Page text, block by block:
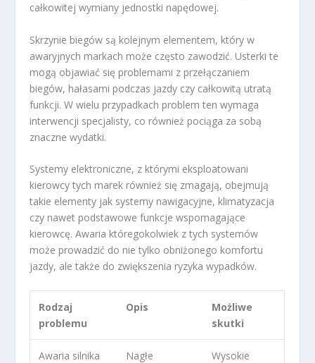
całkowitej wymiany jednostki napędowej.
Skrzynie biegów są kolejnym elementem, który w
awaryjnych markach może często zawodzić. Usterki te
mogą objawiać się problemami z przełączaniem
biegów, hałasami podczas jazdy czy całkowitą utratą
funkcji. W wielu przypadkach problem ten wymaga
interwencji specjalisty, co również pociąga za sobą
znaczne wydatki.
Systemy elektroniczne, z którymi eksploatowani
kierowcy tych marek również się zmagają, obejmują
takie elementy jak systemy nawigacyjne, klimatyzacja
czy nawet podstawowe funkcje wspomagające
kierowcę. Awaria któregokolwiek z tych systemów
może prowadzić do nie tylko obniżonego komfortu
jazdy, ale także do zwiększenia ryzyka wypadków.
Rodzaj
problemu
Opis
Możliwe
skutki
Awaria silnika
Nagłe
Wysokie